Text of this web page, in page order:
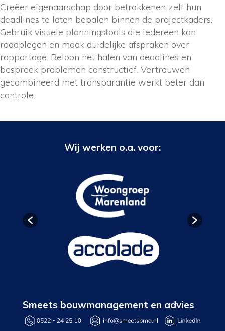
Creëer eigenaarschap door betrokkenen zelf hun
deadlines te laten bepalen binnen de projectkaders.
Gebruik visuele planningstools die iedereen kan
raadplegen en maak duidelijke afspraken over
rapportage. Beloon het halen van deadlines en
bespreek problemen constructief. Vertrouwen
gecombineerd met transparantie werkt beter dan
controle.
Wij werken o.a. voor:
Smeets bouwmanagement en advies